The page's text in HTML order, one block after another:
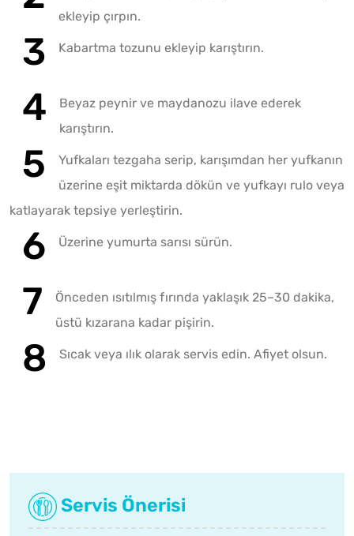
ekleyip çırpın.
Kabartma tozunu ekleyip karıştırın.
Beyaz peynir ve maydanozu ilave ederek
karıştırın.
Yufkaları tezgaha serip, karışımdan her yufkanın
üzerine eşit miktarda dökün ve yufkayı rulo veya
katlayarak tepsiye yerleştirin.
Üzerine yumurta sarısı sürün.
Önceden ısıtılmış fırında yaklaşık 25–30 dakika,
üstü kızarana kadar pişirin.
Sıcak veya ılık olarak servis edin. Afiyet olsun.
Servis Önerisi